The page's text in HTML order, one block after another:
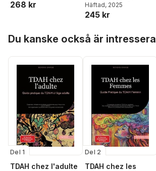
268 kr
Français
Häftad, 2025
245 kr
Du kanske också är
Del 1
TDAH chez l'adulte
Del 2
TDAH chez les